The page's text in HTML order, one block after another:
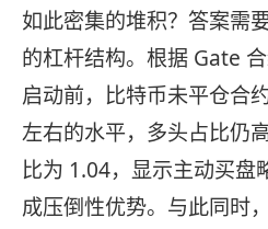
如此密集的堆积？答案需
的杠杆结构。根据 Gate
启动前，比特币未平仓合
左右的水平，多头占比仍
比为 1.04，显示主动买盘
成压倒性优势。与此同时